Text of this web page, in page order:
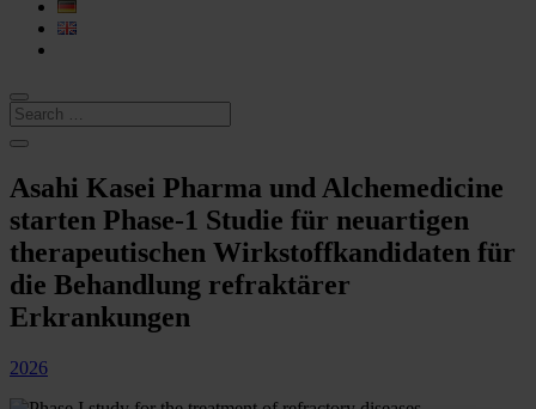
Asahi Kasei Pharma und Alchemedicine
starten Phase-1 Studie für neuartigen
therapeutischen Wirkstoffkandidaten für
die Behandlung refraktärer
Erkrankungen
2026